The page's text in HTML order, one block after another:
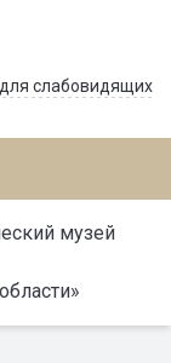
слабовидящих
музей